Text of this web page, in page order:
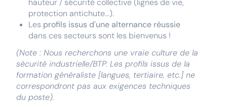
hauteur / sécurité collective (lignes de vie,
protection antichute...).
Les profils issus d'une alternance réussie
dans ces secteurs sont les bienvenus !
(Note : Nous recherchons une vraie culture de la
sécurité industrielle/BTP. Les profils issus de la
formation généraliste [langues, tertiaire, etc.] ne
correspondront pas aux exigences techniques
du poste).